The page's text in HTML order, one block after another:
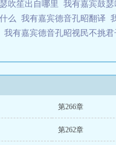
吹笙出自哪里 我有嘉宾鼓
么 我有嘉宾德音孔昭翻译
我有嘉宾德音孔昭视民不挑
第266章
第262章